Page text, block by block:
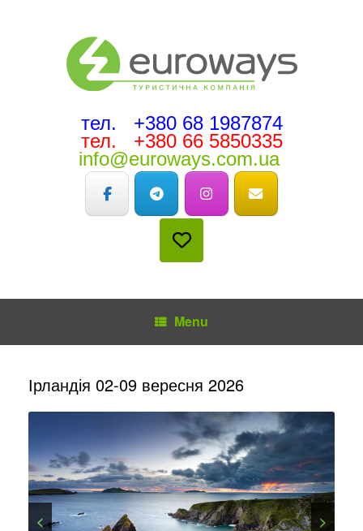
тел. +380 68 1987874
тел. +380 66 5850335
info@euroways.com.ua
Menu
Ірландія 02-09 вересня 2026
< >